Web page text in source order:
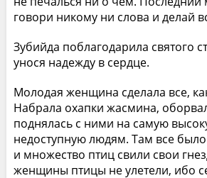
говори никому ни слова и делай
Зубийда поблагодарила святого
унося надежду в сердце.
Молодая женщина сделала все,
Набрала охапки жасмина,
поднялась с ними на самую
недоступную людям. Там все
и множество птиц свили свои
женщины птицы не улетели, ибо